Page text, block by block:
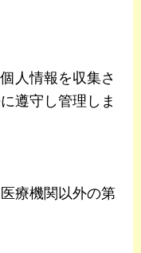
人情報を収集さ
遵守し管理しま
療機関以外の第